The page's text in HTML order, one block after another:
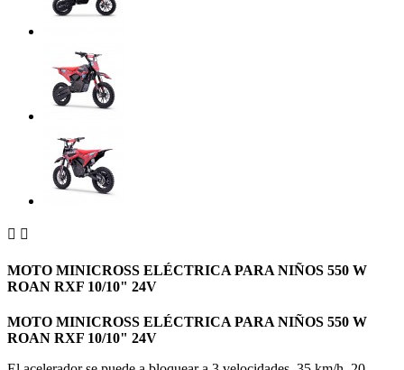
 
MOTO MINICROSS ELÉCTRICA PARA NIÑOS 550 W
ROAN RXF 10/10" 24V
MOTO MINICROSS ELÉCTRICA PARA NIÑOS 550 W
ROAN RXF 10/10" 24V